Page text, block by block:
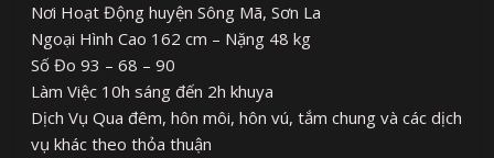
Nơi Hoạt Động huyện Sông Mã, Sơn La
Ngoại Hình Cao 162 cm – Nặng 48 kg
Số Đo 93 – 68 – 90
Làm Việc 10h sáng đến 2h khuya
Dịch Vụ Qua đêm, hôn môi, hôn vú, tắm chung và các dịch
vụ khác theo thỏa thuận